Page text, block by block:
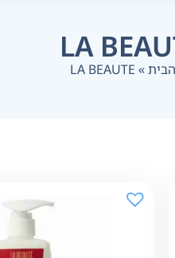
LA
»
LA BEAUTE